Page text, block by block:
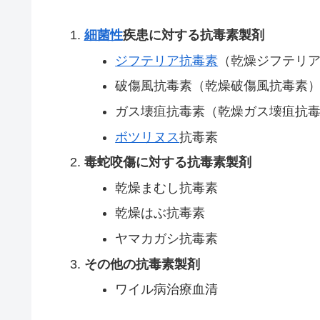
細菌性疾患に対する抗毒素製剤
ジフテリア抗毒素 （乾燥ジフテリ
破傷風抗毒素（乾燥破傷風抗毒素）
ガス壊疽抗毒素（乾燥ガス壊疽抗毒
ボツリヌス抗毒素
毒蛇咬傷に対する抗毒素製剤
乾燥まむし抗毒素
乾燥はぶ抗毒素
ヤマカガシ抗毒素
その他の抗毒素製剤
ワイル病治療血清